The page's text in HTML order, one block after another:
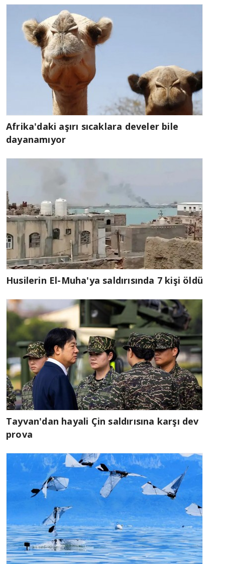
Afrika'daki aşırı sıcaklara develer bile
dayanamıyor
Husilerin El-Muha'ya saldırısında 7 kişi öldü
Tayvan'dan hayali Çin saldırısına karşı dev
prova